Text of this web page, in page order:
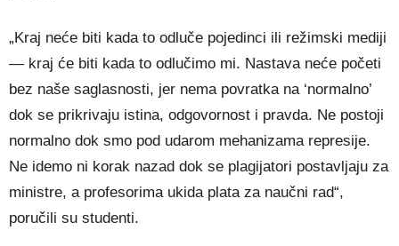
„Kraj neće biti kada to odluče pojedinci ili režimski mediji
— kraj će biti kada to odlučimo mi. Nastava neće početi
bez naše saglasnosti, jer nema povratka na ‘normalno’
dok se prikrivaju istina, odgovornost i pravda. Ne postoji
normalno dok smo pod udarom mehanizama represije.
Ne idemo ni korak nazad dok se plagijatori postavljaju za
ministre, a profesorima ukida plata za naučni rad“,
poručili su studenti.